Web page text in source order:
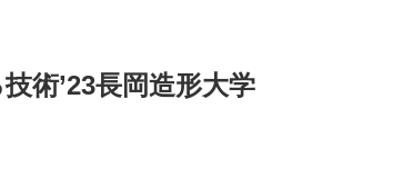
術’23長岡造形大学